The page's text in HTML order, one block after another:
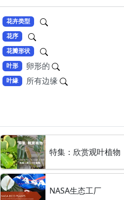
花卉类型
花序
花瓣形状
叶形
卵形的
叶緣 所有边缘
特集：欣赏观叶植物
NASA生态工厂